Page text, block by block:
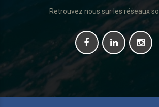
Retrouvez nous sur les réseaux